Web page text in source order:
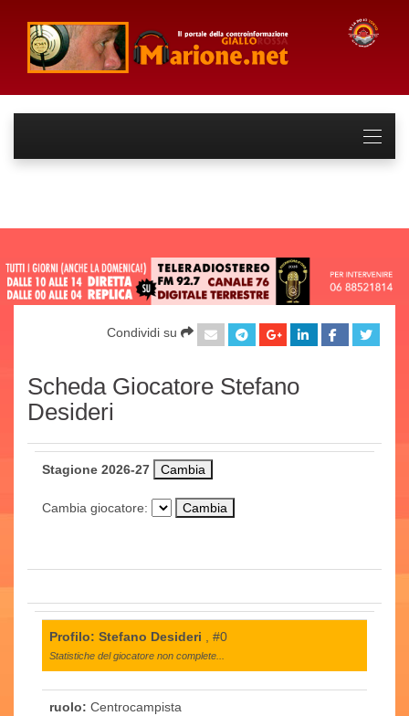
Condividi su
Scheda Giocatore Stefano
Desideri
Stagione 2026-27
Cambia giocatore:
Profilo: Stefano Desideri , #0
Statistiche del giocatore non complete...
ruolo: Centrocampista